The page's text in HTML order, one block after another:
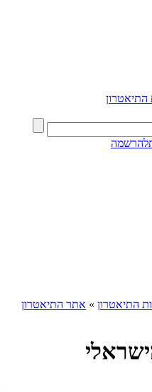
התיאטרון
להרשמה
התיאטרון » אתר התיאטרון